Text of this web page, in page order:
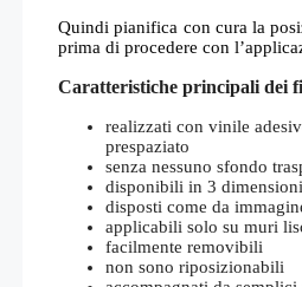
Quindi pianifica con cura la
prima di procedere con
Caratteristiche principali dei
realizzati con vinile
prespaziato
senza nessuno sfondo
disponibili in 3 dimensioni
disposti come da
applicabili solo su muri
facilmente removibili
non sono riposizionabili